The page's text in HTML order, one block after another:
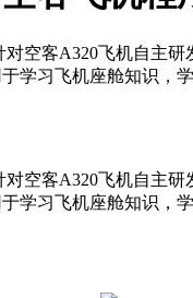
对空客A320飞机自主
学习飞机座舱知识，
对空客A320飞机自主
学习飞机座舱知识，